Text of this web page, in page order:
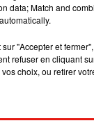
la
data; Match and
"Accepter et
refuser en cliquant
choix, ou retirer